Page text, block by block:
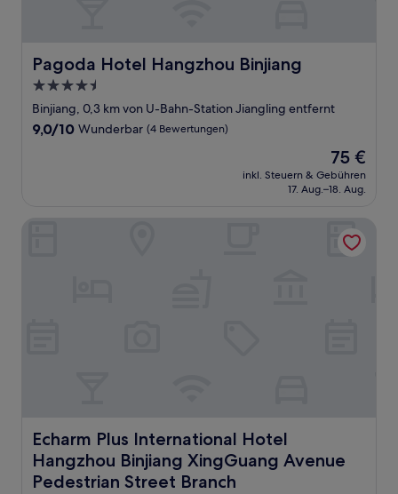
Pagoda Hotel Hangzhou Binjiang
Pagoda Hotel Hangzhou Binjiang
4.5-
Sterne-
Unterkunft
Binjiang, 0,3 km von U-Bahn-Station Jiangling entfernt
9.0
9,0/10 Wunderbar (4 Bewertungen)
Der
Preis
beträgt
75 €
inkl. Steuern & Gebühren
17. Aug.–18. Aug.
Echarm Plus International Hotel
Hangzhou Binjiang XingGuang Avenue
Pedestrian Street Branch
Echarm Plus International Hotel Hangzhou Binjiang
Echarm Plus International Hotel Hangzhou Binjiang